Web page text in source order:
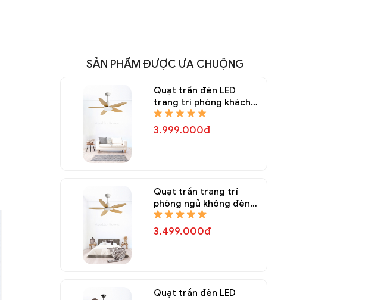
SẢN PHẨM ĐƯỢC ƯA CHUỘNG
Quạt trần đèn LED
trang trí phòng khách
QTT 8150A
3.999.000đ
Quạt trần trang trí
phòng ngủ không đèn
QTT 8148A
3.499.000đ
Quạt trần đèn LED